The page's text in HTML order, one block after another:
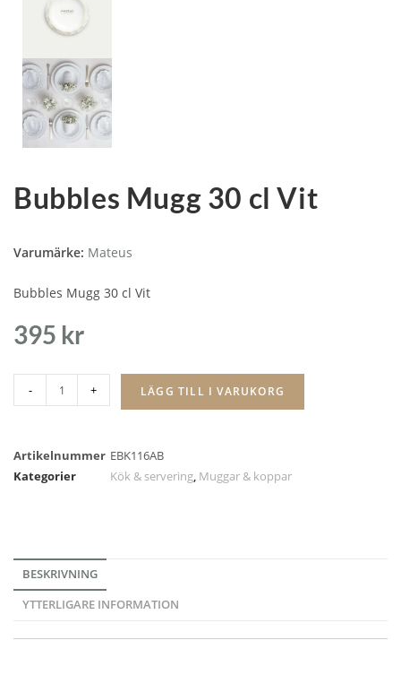
Bubbles Mugg 30 cl Vit
Varumärke: Mateus
Bubbles Mugg 30 cl Vit
395 kr
- + LÄGG TILL I VARUKORG
Artikelnummer EBK116AB
Kategorier
Kök & servering, Muggar & koppar
BESKRIVNING
YTTERLIGARE INFORMATION